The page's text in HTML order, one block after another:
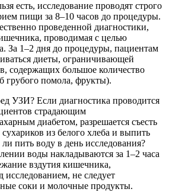
есть, исследование проводят строго
пищи за 8–10 часов до процедуры.
проведенной диагностики,
проводимая с целью
За 1–2 дня до процедуры, пациентам
диеты, ограничивающей
содержащих большое количество
грубого помола, фрукты).
УЗИ? Если диагностика проводится
страдающим
диабетом, разрешается съесть
из белого хлеба и выпить
пить воду в день исследования?
воды накладываются за 1–2 часа
вздутия кишечника,
исследованием, не следует
соки и молочные продукты.